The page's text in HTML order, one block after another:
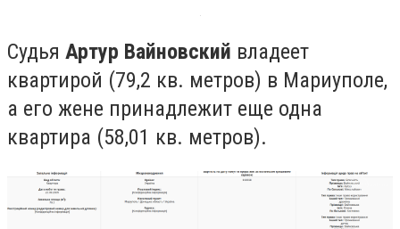
Судья Артур Вайновский владеет
квартирой (79,2 кв. метров) в Мариуполе,
а его жене принадлежит еще одна
квартира (58,01 кв. метров).